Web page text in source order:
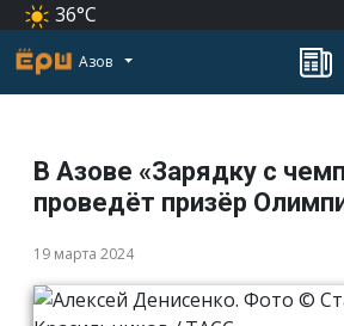
36°C
Азов
В Азове «Зарядку с
проведёт призёр
19 марта 2024